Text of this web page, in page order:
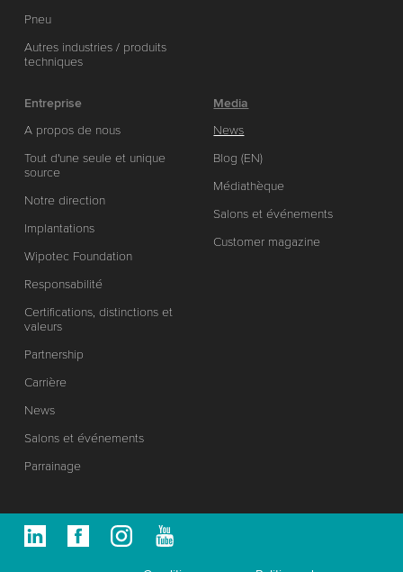
Pneu
Autres industries / produits
techniques
Entreprise
A propos de nous
Tout d'une seule et unique
source
Notre direction
Implantations
Wipotec Foundation
Responsabilité
Certifications, distinctions et
valeurs
Partnership
Carrière
News
Salons et événements
Parrainage
Media
News
Blog (EN)
Médiathèque
Salons et événements
Customer magazine